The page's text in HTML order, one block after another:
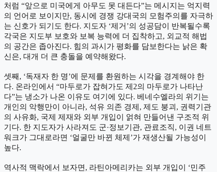
처럼 “앞으로 미국에게 아무도 못 대든다”는 메시지는 억지력
의 언어로 보이지만, 동시에 경쟁 강대국의 모험주의를 자극하
는 신호가 되기도 한다. 지도자 ‘제거’의 성공담이 반복될수록
각국은 지도부 보호와 보복 능력에 더 집착하고, 외교적 해법
의 공간은 좁아진다. 힘의 과시가 평화를 담보한다는 낡은 확
신은, 대개 더 큰 충돌을 예약해왔다.
셋째, ‘독재자 한 명’에 문제를 환원하는 시각을 경계해야 한
다. 온라인에서 “마두로가 잡혀가도 제2의 마두로가 나타난
다”는 냉소가 나온 이유도 여기에 있다. 베네수엘라의 위기는
개인의 악행만이 아니라, 석유 의존 경제, 제도 붕괴, 권력기관
의 사유화, 국제 제재와 외부 개입이 얽혀 만들어낸 구조적 위
기다. 한 지도자가 사라져도 군·정보기관, 관료조직, 이권 네트
워크가 그대로라면 ‘얼굴만 바뀐 체제’가 재생산될 가능성이
높다.
역사적 맥락에서 보자면, 라틴아메리카는 외부 개입이 ‘민주